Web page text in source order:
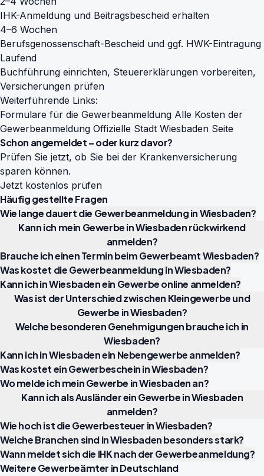
IHK-Anmeldung und Beitragsbescheid erhalten
4–6 Wochen
Berufsgenossenschaft-Bescheid und ggf. HWK-Eintragung
Laufend
Buchführung einrichten, Steuererklärungen vorbereiten,
Versicherungen prüfen
Weiterführende Links:
Formulare für die Gewerbeanmeldung Alle Kosten der
Gewerbeanmeldung Offizielle Stadt Wiesbaden Seite
Schon angemeldet – oder kurz davor?
Prüfen Sie jetzt, ob Sie bei der Krankenversicherung
sparen können.
Jetzt kostenlos prüfen
Häufig gestellte Fragen
Wie lange dauert die Gewerbeanmeldung in Wiesbaden?
Kann ich mein Gewerbe in Wiesbaden rückwirkend
anmelden?
Brauche ich einen Termin beim Gewerbeamt Wiesbaden?
Was kostet die Gewerbeanmeldung in Wiesbaden?
Kann ich in Wiesbaden ein Gewerbe online anmelden?
Was ist der Unterschied zwischen Kleingewerbe und
Gewerbe in Wiesbaden?
Welche besonderen Genehmigungen brauche ich in
Wiesbaden?
Kann ich in Wiesbaden ein Nebengewerbe anmelden?
Was kostet ein Gewerbeschein in Wiesbaden?
Wo melde ich mein Gewerbe in Wiesbaden an?
Kann ich als Ausländer ein Gewerbe in Wiesbaden
anmelden?
Wie hoch ist die Gewerbesteuer in Wiesbaden?
Welche Branchen sind in Wiesbaden besonders stark?
Wann meldet sich die IHK nach der Gewerbeanmeldung?
Weitere Gewerbeämter in Deutschland